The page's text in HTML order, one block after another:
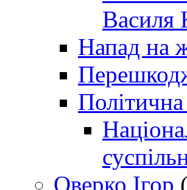
Василя
Напад на
Оверко Ігор